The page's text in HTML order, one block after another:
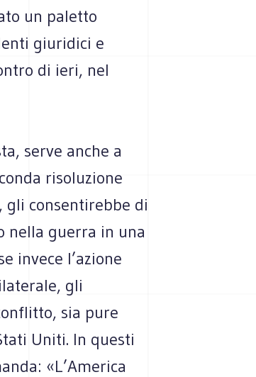
un paletto
giuridici e
di ieri, nel
serve anche a
risoluzione
gli consentirebbe di
nella guerra in una
invece l’azione
gli
sia pure
Uniti. In questi
«L’America